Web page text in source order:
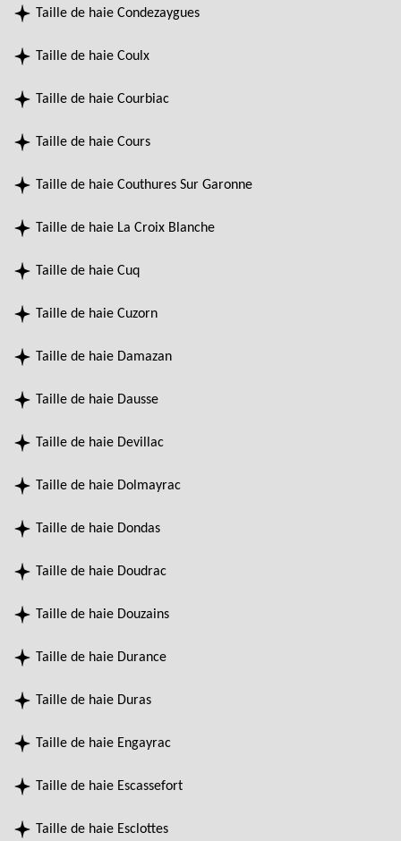
Taille de haie Condezaygues
Taille de haie Coulx
Taille de haie Courbiac
Taille de haie Cours
Taille de haie Couthures Sur Garonne
Taille de haie La Croix Blanche
Taille de haie Cuq
Taille de haie Cuzorn
Taille de haie Damazan
Taille de haie Dausse
Taille de haie Devillac
Taille de haie Dolmayrac
Taille de haie Dondas
Taille de haie Doudrac
Taille de haie Douzains
Taille de haie Durance
Taille de haie Duras
Taille de haie Engayrac
Taille de haie Escassefort
Taille de haie Esclottes